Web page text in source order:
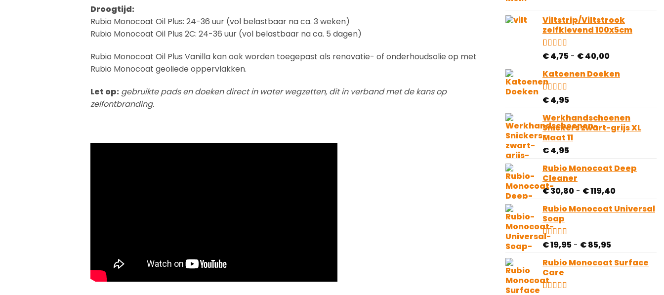
Droogtijd:
Rubio Monocoat Oil Plus: 24-36 uur (vol belastbaar na ca. 3 weken)
Rubio Monocoat Oil Plus 2C: 24-36 uur (vol belastbaar na ca. 5 dagen)
Rubio Monocoat Oil Plus Vanilla kan ook worden toegepast als renovatie- of onderhoudsolie op met
Rubio Monocoat geoliede oppervlakken.
Let op: gebruikte pads en doeken direct in water wegzetten, dit in verband met de kans op
zelfontbranding.
Viltstrip/Viltstrook
zelfklevend 100x5cm
Gewaardeerd
op 5
gebaseerd
op
81
klantbeoordelingen
€4,75 - €40,00Prijsklasse:
tot
Katoenen Doeken
Gewaardeerd
op 5
gebaseerd
op
10
klantbeoordelingen
€4,95
Werkhandschoenen
Snickers zwart-grijs XL
Maat 11
€4,95
Rubio Monocoat Deep
Cleaner
€30,80 - €119,40Prijsklasse:
tot
Rubio Monocoat Universal
Soap
Gewaardeerd
op 5
gebaseerd
op
28
klantbeoordelingen
€19,95 - €85,95Prijsklasse:
tot
Rubio Monocoat Surface
Care